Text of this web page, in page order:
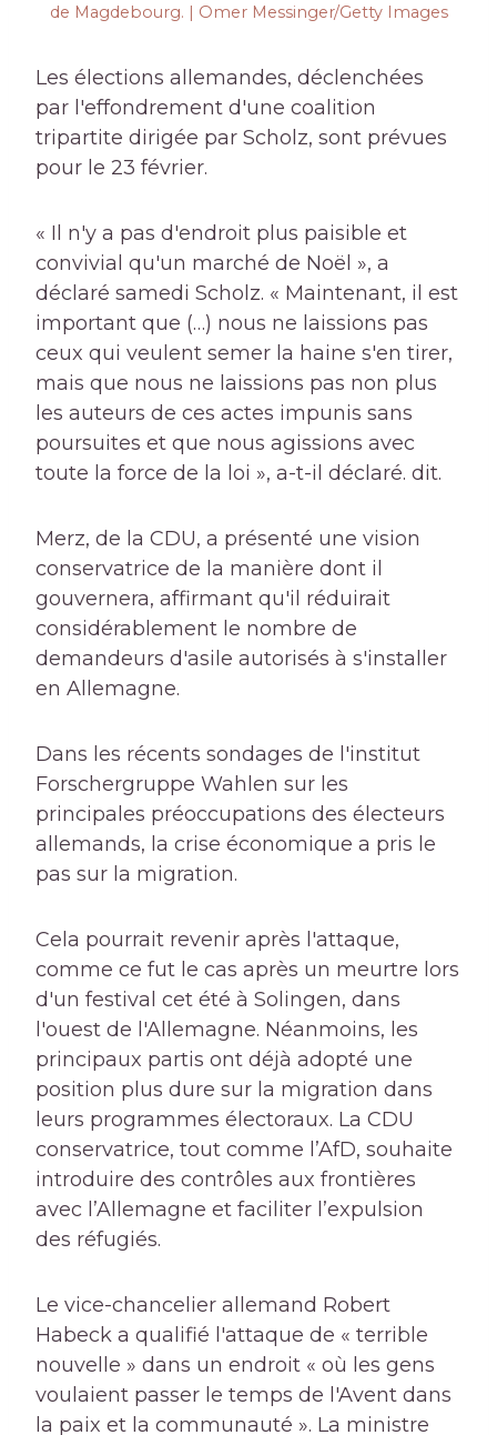
de Magdebourg. | Omer Messinger/Getty Images
Les élections allemandes, déclenchées
par l'effondrement d'une coalition
tripartite dirigée par Scholz, sont prévues
pour le 23 février.
« Il n'y a pas d'endroit plus paisible et
convivial qu'un marché de Noël », a
déclaré samedi Scholz. « Maintenant, il est
important que (…) nous ne laissions pas
ceux qui veulent semer la haine s'en tirer,
mais que nous ne laissions pas non plus
les auteurs de ces actes impunis sans
poursuites et que nous agissions avec
toute la force de la loi », a-t-il déclaré. dit.
Merz, de la CDU, a présenté une vision
conservatrice de la manière dont il
gouvernera, affirmant qu'il réduirait
considérablement le nombre de
demandeurs d'asile autorisés à s'installer
en Allemagne.
Dans les récents sondages de l'institut
Forschergruppe Wahlen sur les
principales préoccupations des électeurs
allemands, la crise économique a pris le
pas sur la migration.
Cela pourrait revenir après l'attaque,
comme ce fut le cas après un meurtre lors
d'un festival cet été à Solingen, dans
l'ouest de l'Allemagne. Néanmoins, les
principaux partis ont déjà adopté une
position plus dure sur la migration dans
leurs programmes électoraux. La CDU
conservatrice, tout comme l’AfD, souhaite
introduire des contrôles aux frontières
avec l’Allemagne et faciliter l’expulsion
des réfugiés.
Le vice-chancelier allemand Robert
Habeck a qualifié l'attaque de « terrible
nouvelle » dans un endroit « où les gens
voulaient passer le temps de l'Avent dans
la paix et la communauté ». La ministre